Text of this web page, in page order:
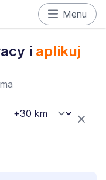
Menu
i aplikuj